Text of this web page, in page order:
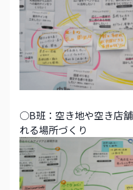
○B班：空き地や空き店
れる場所づくり